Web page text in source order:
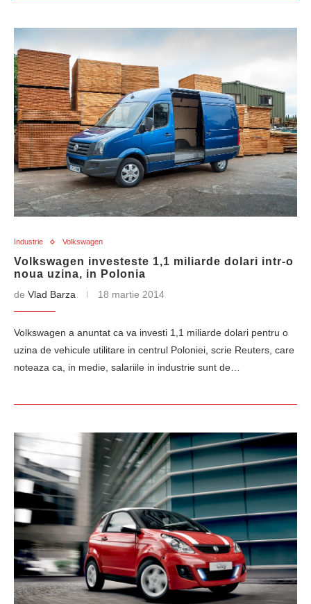
Industrie Volkswagen
Volkswagen investeste 1,1 miliarde dolari intr-o
noua uzina, in Polonia
de Vlad Barza 18 martie 2014
Volkswagen a anuntat ca va investi 1,1 miliarde dolari pentru o
uzina de vehicule utilitare in centrul Poloniei, scrie Reuters, care
noteaza ca, in medie, salariile in industrie sunt de…